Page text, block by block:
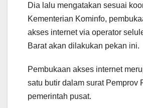
Dia lalu mengatakan sesuai
Kementerian Kominfo,
akses internet via operator
Barat akan dilakukan pekan ini.
Pembukaan akses internet
satu butir dalam surat Pemprov
pemerintah pusat.